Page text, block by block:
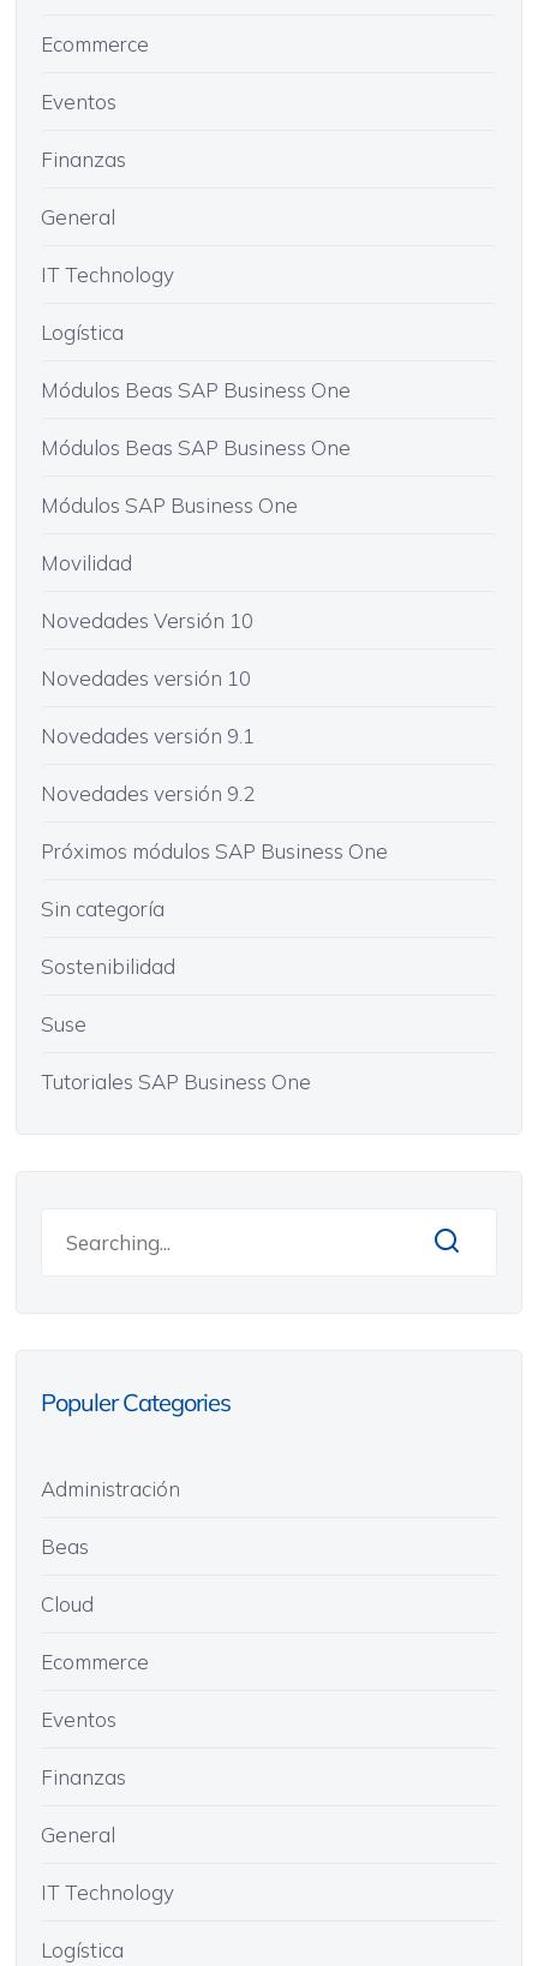
Ecommerce
Eventos
Finanzas
General
IT Technology
Logística
Módulos Beas SAP Business One
Módulos Beas SAP Business One
Módulos SAP Business One
Movilidad
Novedades Versión 10
Novedades versión 10
Novedades versión 9.1
Novedades versión 9.2
Próximos módulos SAP Business One
Sin categoría
Sostenibilidad
Suse
Tutoriales SAP Business One
Populer Categories
Administración
Beas
Cloud
Ecommerce
Eventos
Finanzas
General
IT Technology
Logística